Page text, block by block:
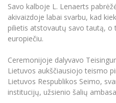
Intranetas
eDVS
Microsoft Office
Pagalbos sistema
Profesinė sąjunga
Kontaktų paieška
Savo kalboje L. Lenaerts
akivaizdoje labai svarbu, kad
pilietis atstovautų savo tautą, o
europiečiu.
Ceremonijoje dalyvavo
Lietuvos aukščiausiojo teismo
Lietuvos Respublikos Seimo,
institucijų, užsienio šalių